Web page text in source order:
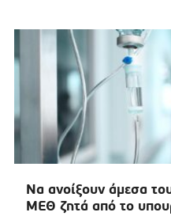
Να ανοίξουν άμεσα
ΜΕΘ ζητά από το